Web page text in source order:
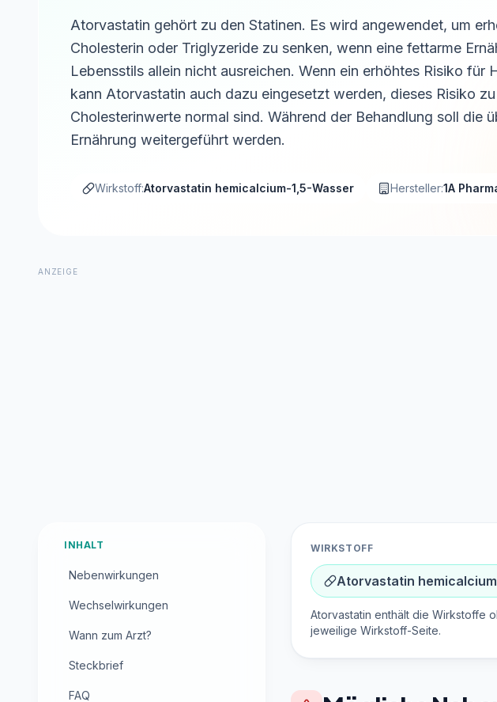
Atorvastatin gehört zu den Statinen. Es wird angewendet, um
Cholesterin oder Triglyzeride zu senken, wenn eine fettarme
Lebensstils allein nicht ausreichen. Wenn ein erhöhtes Risiko für
kann Atorvastatin auch dazu eingesetzt werden, dieses Risiko
Cholesterinwerte normal sind. Während der Behandlung soll die
Ernährung weitergeführt werden.
Wirkstoff:Atorvastatin hemicalcium-1,5-Wasser Hersteller:1A
ANZEIGE
INHALT
Nebenwirkungen
Wechselwirkungen
Wann zum Arzt?
Steckbrief
FAQ
WIRKSTOFF
Atorvastatin
Atorvastatin enthält die Wirkstoffe
jeweilige Wirkstoff-Seite.